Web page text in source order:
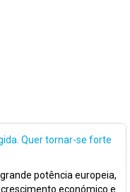
Quer tornar-se forte
potência europeia,
económico e